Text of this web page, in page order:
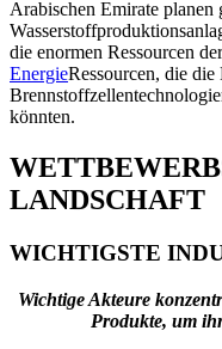
Arabischen Emirate planen
die enormen Ressourcen
EnergieRessourcen, die die
könnten.
LANDSCHAFT
WICHTIGSTE
Wichtige Akteure
Produkte, um